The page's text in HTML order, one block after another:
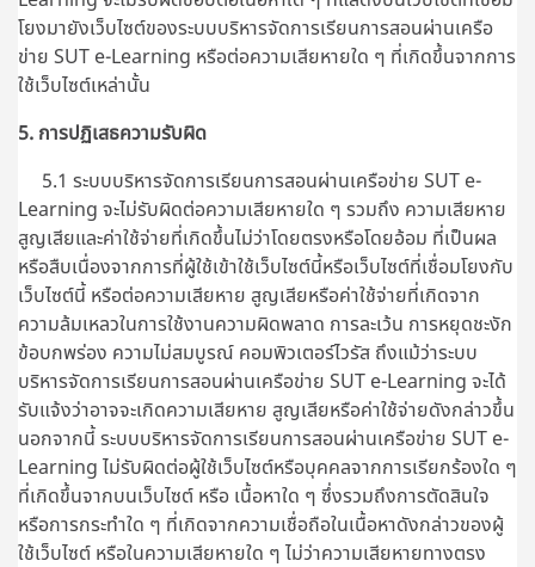
โยงมายังเว็บไซต์ของระบบบริหารจัดการเรียนการสอนผ่านเครือ
ข่าย SUT e-Learning หรือต่อความเสียหายใด ๆ ที่เกิดขึ้นจากการ
ใช้เว็บไซต์เหล่านั้น
5. การปฏิเสธความรับผิด
5.1 ระบบบริหารจัดการเรียนการสอนผ่านเครือข่าย SUT e-
Learning จะไม่รับผิดต่อความเสียหายใด ๆ รวมถึง ความเสียหาย
สูญเสียและค่าใช้จ่ายที่เกิดขึ้นไม่ว่าโดยตรงหรือโดยอ้อม ที่เป็นผล
หรือสืบเนื่องจากการที่ผู้ใช้เข้าใช้เว็บไซต์นี้หรือเว็บไซต์ที่เชื่อมโยงกับ
เว็บไซต์นี้ หรือต่อความเสียหาย สูญเสียหรือค่าใช้จ่ายที่เกิดจาก
ความล้มเหลวในการใช้งานความผิดพลาด การละเว้น การหยุดชะงัก
ข้อบกพร่อง ความไม่สมบูรณ์ คอมพิวเตอร์ไวรัส ถึงแม้ว่าระบบ
บริหารจัดการเรียนการสอนผ่านเครือข่าย SUT e-Learning จะได้
รับแจ้งว่าอาจจะเกิดความเสียหาย สูญเสียหรือค่าใช้จ่ายดังกล่าวขึ้น
นอกจากนี้ระบบบริหารจัดการเรียนการสอนผ่านเครือข่าย SUT e-
Learning ไม่รับผิดต่อผู้ใช้เว็บไซต์หรือบุคคลจากการเรียกร้องใด ๆ
ที่เกิดขึ้นจากบนเว็บไซต์ หรือ เนื้อหาใด ๆ ซึ่งรวมถึงการตัดสินใจ
หรือการกระทำใด ๆ ที่เกิดจากความเชื่อถือในเนื้อหาดังกล่าวของผู้
ใช้เว็บไซต์ หรือในความเสียหายใด ๆ ไม่ว่าความเสียหายทางตรง